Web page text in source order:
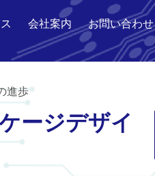
会社案内 お問い合わせ
進歩
ージデザイ